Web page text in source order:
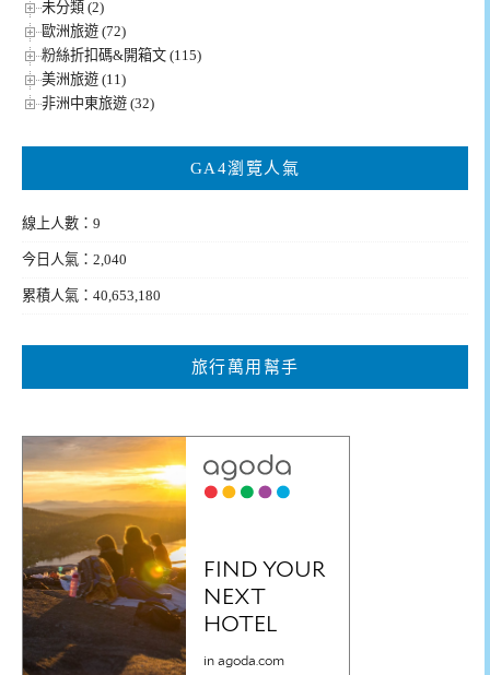
未分類 (2)
歐洲旅遊 (72)
粉絲折扣碼&開箱文 (115)
美洲旅遊 (11)
非洲中東旅遊 (32)
GA4瀏覽人氣
線上人數：9
今日人氣：2,040
累積人氣：40,653,180
旅行萬用幫手